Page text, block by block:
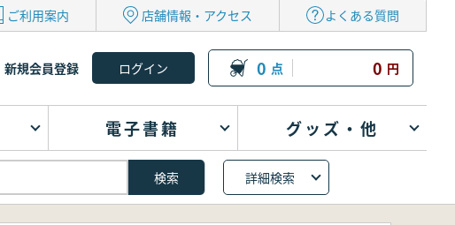
ご利用案内 店舗情報・アクセス よくある質問
新規会員登録 0 点 0 円
電子書籍 グッズ・他
詳細検索